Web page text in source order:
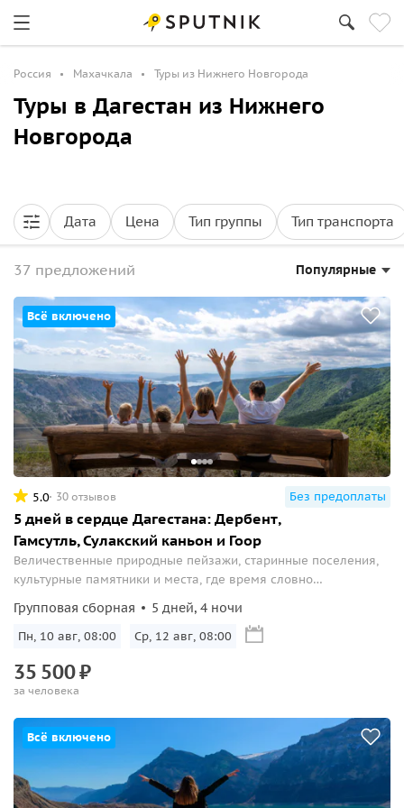
Россия Махачкала Туры из Нижнего Новгорода
Туры в Дагестан из Нижнего
Новгорода
Дата Цена Тип группы Тип транспорта
37 предложений Популярные
Всё включено
5.0 30 отзывов Без предоплаты
5 дней в сердце Дагестана: Дербент,
Гамсутль, Сулакский каньон и Гоор
Величественные природные пейзажи, старинные поселения,
культурные памятники и места, где время словно
Групповая сборная 5 дней, 4 ночи
Пн, 10 авг, 08:00 Ср, 12 авг, 08:00
35 500₽
за человека
Всё включено